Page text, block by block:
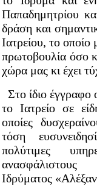
Παπαδημητρίου
δράση και
Ιατρείου, το
πρωτοβουλία όσο
χώρα μας κι έχει
Στο ίδιο έγγραφο
το Ιατρείο σε
οποίες
τόση
πολύτιμες
ανασφάλιστους
Ιδρύματος